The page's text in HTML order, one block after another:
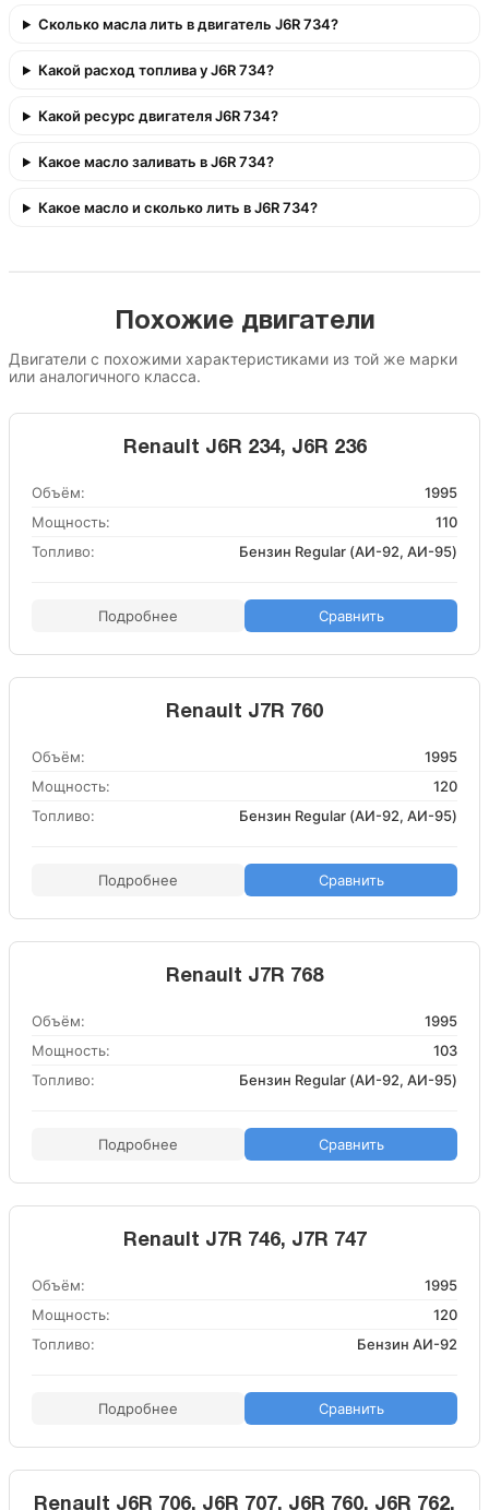
Сколько масла лить в двигатель J6R 734?
Какой расход топлива у J6R 734?
Какой ресурс двигателя J6R 734?
Какое масло заливать в J6R 734?
Какое масло и сколько лить в J6R 734?
Похожие двигатели
Двигатели с похожими характеристиками из той же марки
или аналогичного класса.
Renault J6R 234, J6R 236
Объём:
1995
Мощность:
110
Топливо:
Бензин Regular (АИ-92, АИ-95)
Подробнее Сравнить
Renault J7R 760
Объём:
1995
Мощность:
120
Топливо:
Бензин Regular (АИ-92, АИ-95)
Подробнее Сравнить
Renault J7R 768
Объём:
1995
Мощность:
103
Топливо:
Бензин Regular (АИ-92, АИ-95)
Подробнее Сравнить
Renault J7R 746, J7R 747
Объём:
1995
Мощность:
120
Топливо:
Бензин АИ-92
Подробнее Сравнить
Renault J6R 706, J6R 707, J6R 760, J6R 762,